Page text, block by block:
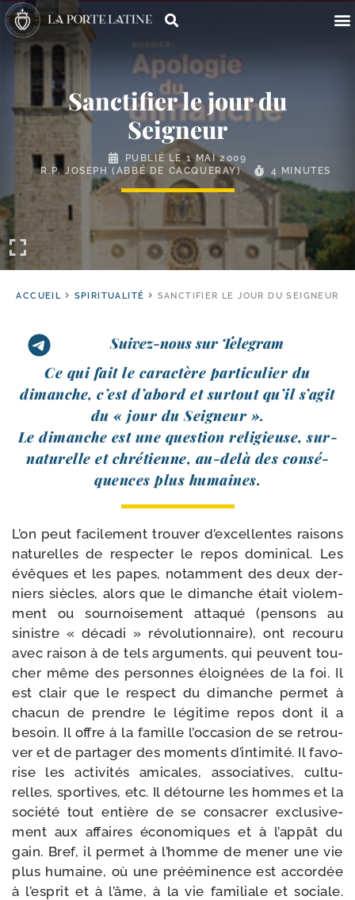
Sanctifier le jour du
Seigneur
PUBLIÉ LE1 MAI 2009
R.P. JOSEPH (ABBÉ DE CACQUERAY)
4 MINUTES
ACCUEIL SPIRITUALITÉ SANCTIFIER LE JOUR DU SEIGNEUR
Suivez-nous sur Telegram
Ce qui fait le carac­tère par­ti­cu­lier du
dimanche, c’est d’a­bord et sur­tout qu’il s’a­git
du « jour du Seigneur ».
Le dimanche est une ques­tion reli­gieuse, sur­
na­tu­relle et chré­tienne, au-​delà des consé­
quences plus humaines.
L’on peut faci­le­ment trou­ver d’ex­cel­lentes rai­sons
natu­relles de res­pec­ter le repos domi­ni­cal. Les
évêques et les papes, notam­ment des deux der­
niers siècles, alors que le dimanche était vio­lem­
ment ou sour­noi­se­ment atta­qué (pen­sons au
sinistre « déca­di » révo­lu­tion­naire), ont recou­ru
avec rai­son à de tels argu­ments, qui peuvent tou­
cher même des per­sonnes éloi­gnées de la foi. Il
est clair que le res­pect du dimanche per­met à
cha­cun de prendre le légi­time repos dont il a
besoin. Il offre à la famille l’oc­ca­sion de se retrou­
ver et de par­ta­ger des moments d’in­ti­mi­té. Il favo­
rise les acti­vi­tés ami­cales, asso­cia­tives, cultu­
relles, spor­tives, etc. Il détourne les hommes et la
socié­té tout entière de se consa­crer exclu­si­ve­
ment aux affaires éco­no­miques et à l’ap­pât du
gain. Bref, il per­met à l’homme de mener une vie
plus humaine, où une pré­émi­nence est accor­dée
à l’es­prit et à l’âme, à la vie fami­liale et sociale.